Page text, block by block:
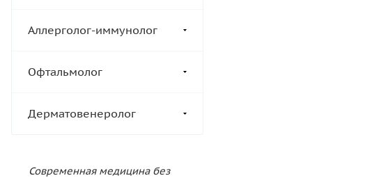
Аллерголог-иммунолог
Офтальмолог
Дерматовенеролог
Современная медицина без